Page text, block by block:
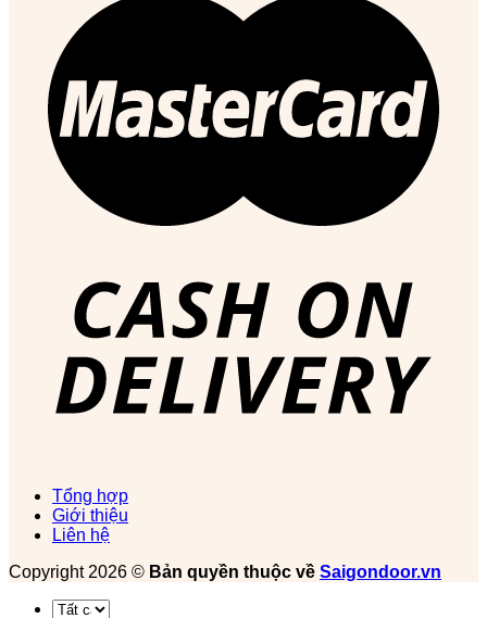
Tổng hợp
Giới thiệu
Liên hệ
Copyright 2026 © Bản quyền thuộc về Saigondoor.vn